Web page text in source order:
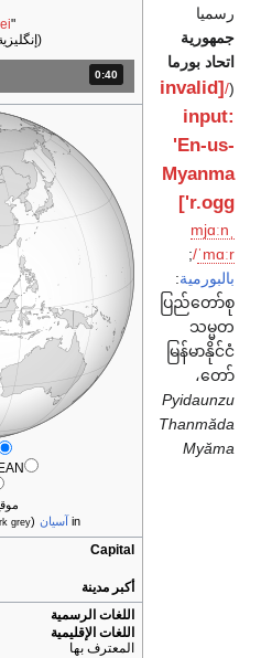
"
المدة: 40 ثانية.
0:40
in آسيان (
grey
Capital
أكبر مدينة
اللغات الرسمية
اللغات الإقليمية
المعترف بها
رسميا
جمهورية
اتحاد بورما
(
/
[invalid
input:
'En-us-
Myanma
r.ogg']
mjɑːn
ˈmɑːr
/
;
بالبورمية:
ပြည်တော်စု
သမ္မတ
မြန်မာနိုင်ငံ
တော်،
Pyidaunzu
Thanmăda
Myăma